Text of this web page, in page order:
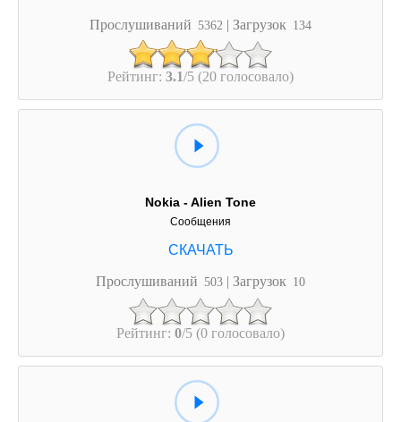
Прослушиваний 5362 | Загрузок 134
Рейтинг: 3.1/5 (20 голосовало)
Nokia - Alien Tone
Сообщения
Прослушиваний 503 | Загрузок 10
Рейтинг: 0/5 (0 голосовало)